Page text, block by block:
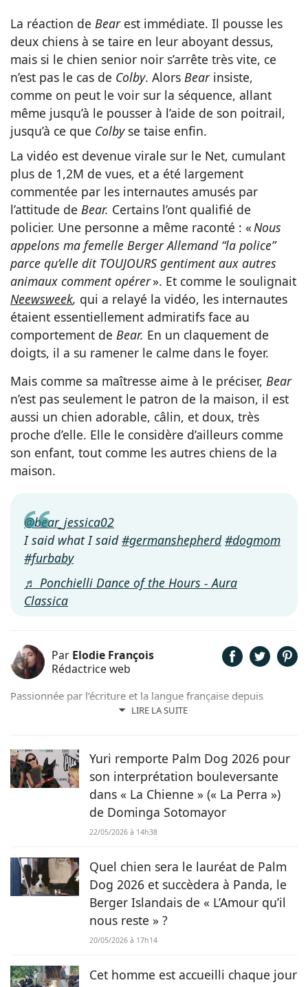
La réaction de Bearest immédiate. Il pousse les
deux chiens à se taire en leur aboyant dessus,
mais si le chien senior noir s’arrête très vite, ce
n’est pas le cas de Colby. Alors Bear insiste,
comme on peut le voir sur la séquence, allant
même jusqu’à le pousser à l’aide de son poitrail,
jusqu’à ce que Colby se taise enfin.
La vidéo est devenue virale sur le Net, cumulant
plus de 1,2M de vues, et a été largement
commentée par les internautes amusés par
l’attitude de Bear. Certains l’ont qualifié de
policier. Une personne a même raconté : « Nous
appelons ma femelle Berger Allemand “la police”
parce qu’elle dit TOUJOURS gentiment aux autres
animaux comment opérer». Et comme le soulignait
Neewsweek, qui a relayé la vidéo, les internautes
étaient essentiellement admiratifs face au
comportement de Bear. En un claquement de
doigts, il a su ramener le calme dans le foyer.
Mais comme sa maîtresse aime à le préciser, Bear
n’est pas seulement le patron de la maison, il est
aussi un chien adorable, câlin, et doux, très
proche d’elle. Elle le considère d’ailleurs comme
son enfant, tout comme les autres chiens de la
maison.
@bear_jessica02
I said what I said#germanshepherd #dogmom
#furbaby
♬ Ponchielli Dance of the Hours - Aura
Classica
Par Elodie François
Rédactrice web
LIRE LA SUITE
Passionnée par l’écriture et la langue française depuis
toujours, j’aime jouer avec les mots et les faire vivre.
Yuri remporte Palm Dog 2026 pour
son interprétation bouleversante
dans « La Chienne » (« La Perra »)
de Dominga Sotomayor
22/05/2026 à 14h38
Quel chien sera le lauréat de Palm
Dog 2026 et succèdera à Panda, le
Berger Islandais de « L’Amour qu’il
nous reste » ?
20/05/2026 à 17h14
Cet homme est accueilli chaque jour